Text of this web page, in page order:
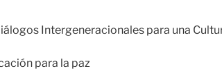
Intergeneracionales para una
para la paz